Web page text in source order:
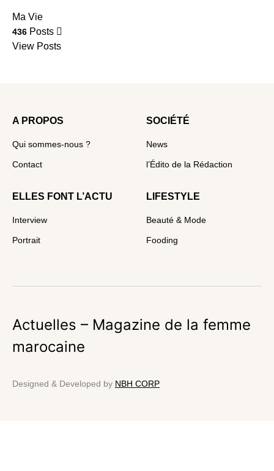
Ma Vie
436 Posts
View Posts
A PROPOS
Qui sommes-nous ?
Contact
SOCIÉTÉ
News
l’Édito de la Rédaction
ELLES FONT L’ACTU
Interview
Portrait
LIFESTYLE
Beauté & Mode
Fooding
Actuelles – Magazine de la femme
marocaine
Designed & Developed by NBH CORP